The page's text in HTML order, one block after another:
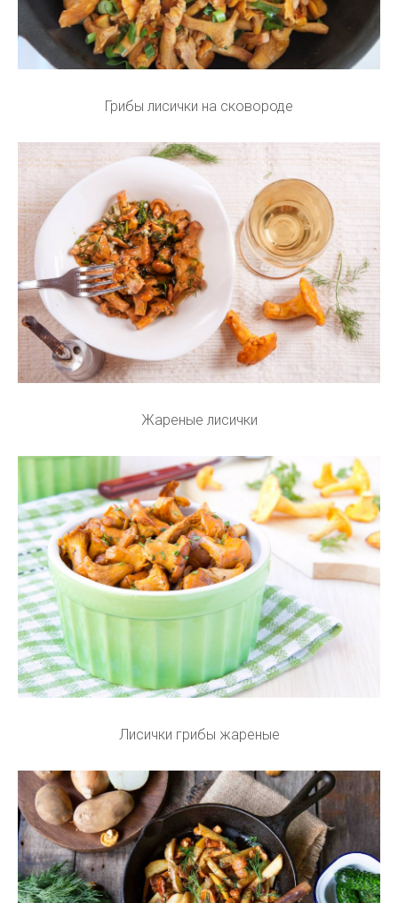
Грибы лисички на сковороде
Жареные лисички
Лисички грибы жареные